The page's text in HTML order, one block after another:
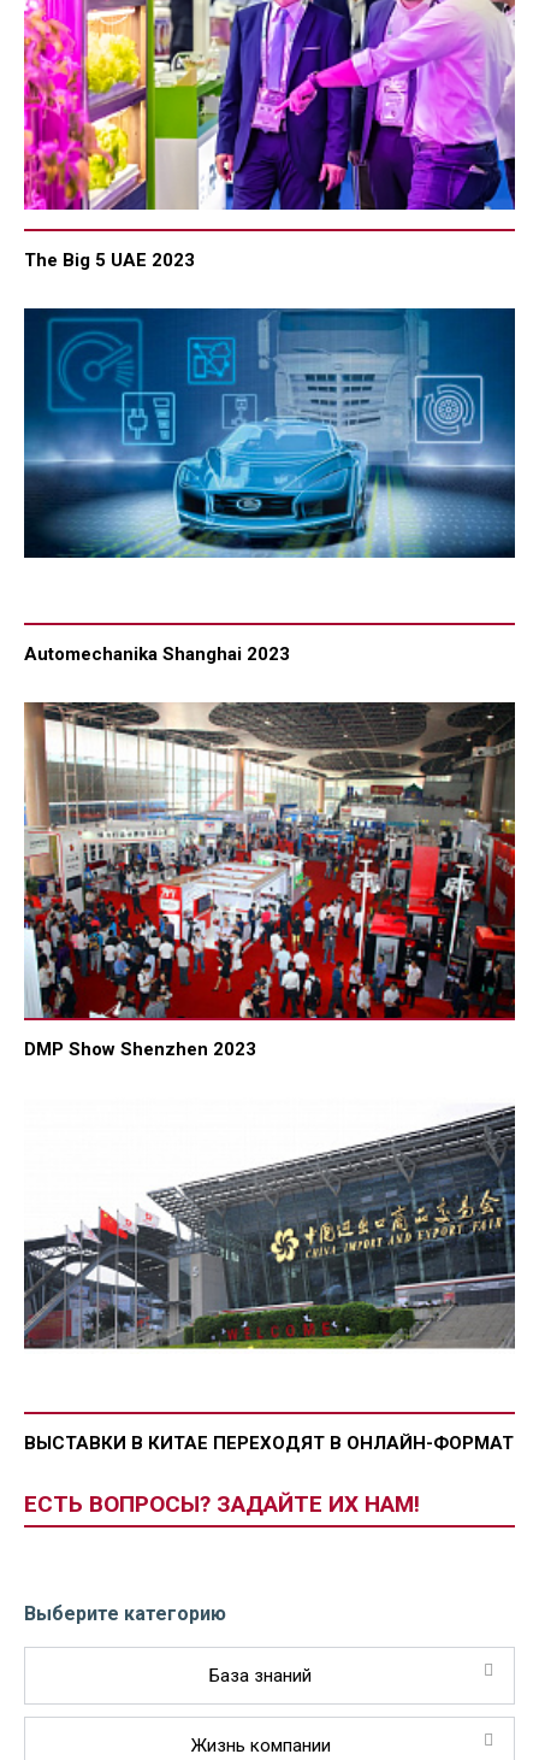
The Big 5 UAE 2023
Automechanika Shanghai 2023
DMP Show Shenzhen 2023
ВЫСТАВКИ В КИТАЕ ПЕРЕХОДЯТ В ОНЛАЙН-ФОРМАТ
ЕСТЬ ВОПРОСЫ? ЗАДАЙТЕ ИХ НАМ!
Выберите категорию
База знаний
Жизнь компании